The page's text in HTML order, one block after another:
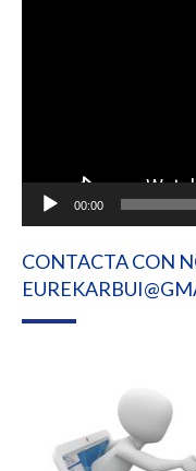
00:00
CONTACTA CON